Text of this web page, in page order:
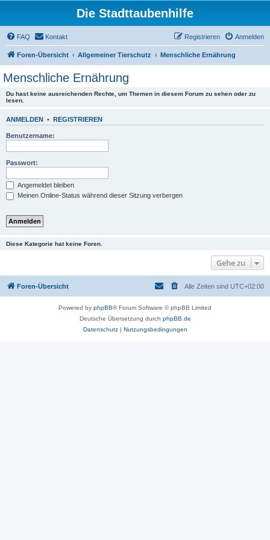
Die Stadttaubenhilfe
FAQ Kontakt Anmelden
Registrieren
Foren-Übersicht Allgemeiner Tierschutz Menschliche Ernährung
Menschliche Ernährung
Du hast keine ausreichenden Rechte, um Themen in diesem Forum zu sehen oder zu
lesen.
ANMELDEN • REGISTRIEREN
Benutzername:
Passwort:
Angemeldet bleiben
Meinen Online-Status während dieser Sitzung verbergen
Diese Kategorie hat keine Foren.
Gehe zu
Foren-Übersicht Alle Zeiten sind UTC+02:00
Powered by phpBB® Forum Software © phpBB Limited
Deutsche Übersetzung durch phpBB.de
Datenschutz| Nutzungsbedingungen